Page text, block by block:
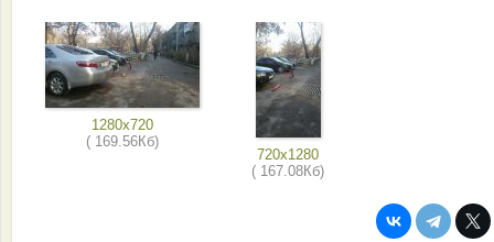
1280x720
( 169.56Кб)
720x1280
( 167.08Кб)